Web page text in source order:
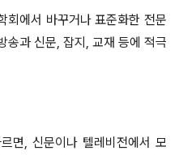
회에서 바꾸거나 표준화한 전문
송과 신문, 잡지, 교재 등에 적극
면, 신문이나 텔레비전에서 모